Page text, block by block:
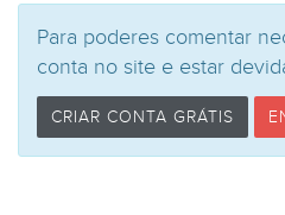
Para poderes comentar
conta no site e estar
CRIAR CONTA GRÁTIS